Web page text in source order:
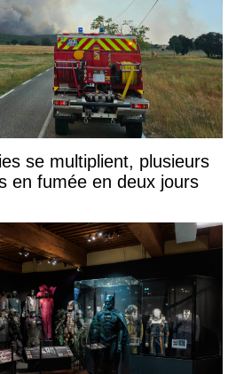
se multiplient, plusieurs
en fumée en deux jours